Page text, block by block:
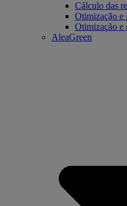
Cálculo das
Otimização e
Otimização e
AleaGreen